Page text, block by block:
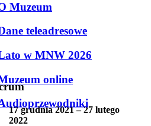
Muzeum
teleadresowe
w MNW 2026
online
17 grudnia 2021 – 27 lutego
2022